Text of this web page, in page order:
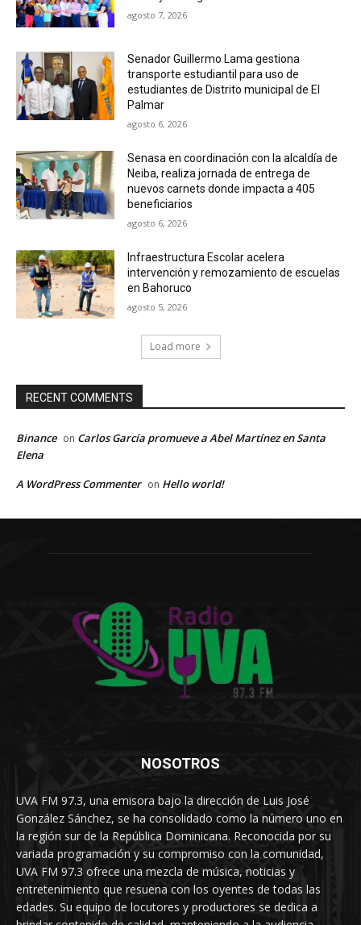
agosto 7, 2026
Senador Guillermo Lama gestiona
transporte estudiantil para uso de
estudiantes de Distrito municipal de El
Palmar
agosto 6, 2026
Senasa en coordinación con la alcaldía de
Neiba, realiza jornada de entrega de
nuevos carnets donde impacta a 405
beneficiarios
agosto 6, 2026
Infraestructura Escolar acelera
intervención y remozamiento de escuelas
en Bahoruco
agosto 5, 2026
Load more
RECENT COMMENTS
Binance on Carlos García promueve a Abel Martínez en Santa
Elena
A WordPress Commenter on Hello world!
NOSOTROS
UVA FM 97.3, una emisora bajo la dirección de Luis José
González Sánchez, se ha consolidado como la número uno en
la región sur de la República Dominicana. Reconocida por su
variada programación y su compromiso con la comunidad,
UVA FM 97.3 ofrece una mezcla de música, noticias y
entretenimiento que resuena con los oyentes de todas las
edades. Su equipo de locutores y productores se dedica a